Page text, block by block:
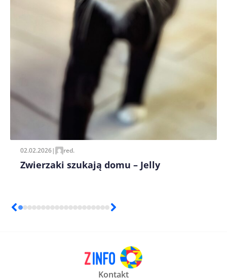
02.02.2026| red.
Zwierzaki szukają domu – Jelly
Kontakt